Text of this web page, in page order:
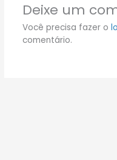
Deixe um
Você precisa fazer o
comentário.